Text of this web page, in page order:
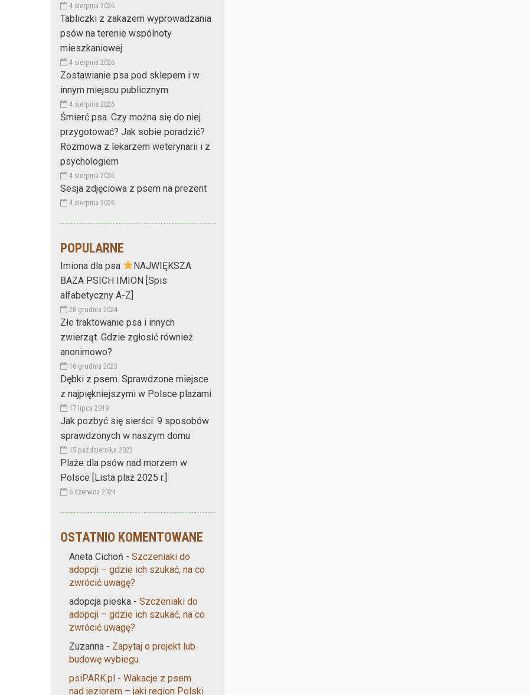
4 sierpnia 2026
Tabliczki z zakazem wyprowadzania
psów na terenie wspólnoty
mieszkaniowej
4 sierpnia 2026
Zostawianie psa pod sklepem i w
innym miejscu publicznym
4 sierpnia 2026
Śmierć psa. Czy można się do niej
przygotować? Jak sobie poradzić?
Rozmowa z lekarzem weterynarii i z
psychologiem
4 sierpnia 2026
Sesja zdjęciowa z psem na prezent
4 sierpnia 2026
POPULARNE
Imiona dla psa
NAJWIĘKSZA
BAZA PSICH IMION [Spis
alfabetyczny A-Z]
28 grudnia 2024
Złe traktowanie psa i innych
zwierząt. Gdzie zgłosić również
anonimowo?
16 grudnia 2023
Dębki z psem. Sprawdzone miejsce
z najpiękniejszymi w Polsce plażami
17 lipca 2019
Jak pozbyć się sierści: 9 sposobów
sprawdzonych w naszym domu
15 października 2023
Plaże dla psów nad morzem w
Polsce [Lista plaż 2025 r.]
6 czerwca 2024
OSTATNIO KOMENTOWANE
Aneta Cichoń - Szczeniaki do
adopcji – gdzie ich szukać, na co
zwrócić uwagę?
adopcja pieska - Szczeniaki do
adopcji – gdzie ich szukać, na co
zwrócić uwagę?
Zuzanna - Zapytaj o projekt lub
budowę wybiegu
psiPARK.pl - Wakacje z psem
nad jeziorem – jaki region Polski